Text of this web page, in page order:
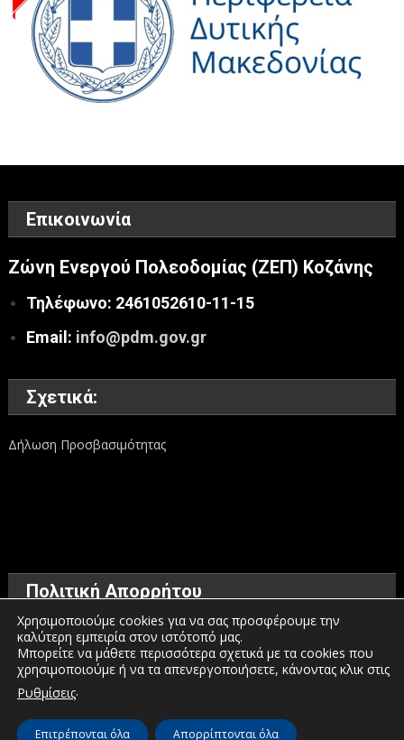
Επικοινωνία
Ζώνη Ενεργού Πολεοδομίας (ΖΕΠ) Κοζάνης
Τηλέφωνο: 2461052610-11-15
Email: info@pdm.gov.gr
Σχετικά:
Δήλωση Προσβασιμότητας
Πολιτική Απορρήτου
Όροι χρήσης
Πολιτική προστασίας προσωπικών δεδομένων
Πολιτική για τα Cookies
Χρησιμοποιούμε cookies για να σας προσφέρουμε την
καλύτερη εμπειρία στον ιστότοπό μας.
Μπορείτε να μάθετε περισσότερα σχετικά με τα cookies που
χρησιμοποιούμε ή να τα απενεργοποιήσετε, κάνοντας κλικ στις
Ρυθμίσεις.
Επιτρέπονται όλα Απορρίπτονται όλα